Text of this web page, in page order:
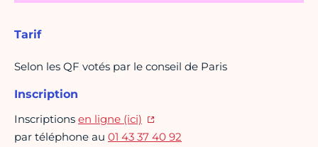
Tarif
Selon les QF votés par le conseil de Paris
Inscription
Inscriptions en ligne (ici)
par téléphone au 01 43 37 40 92